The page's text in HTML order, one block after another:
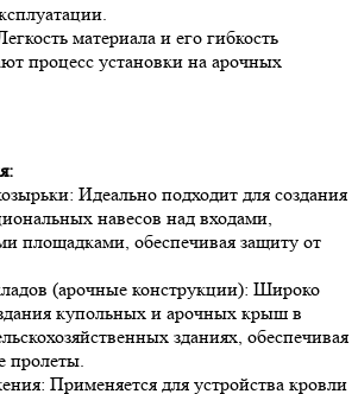
материала и его гибкость
процесс установки на арочных
Идеально подходит для создания
навесов над входами,
площадками, обеспечивая защиту от
(арочные конструкции): Широко
купольных и арочных крыш в
зданиях, обеспечивая
пролеты.
Применяется для устройства кровли